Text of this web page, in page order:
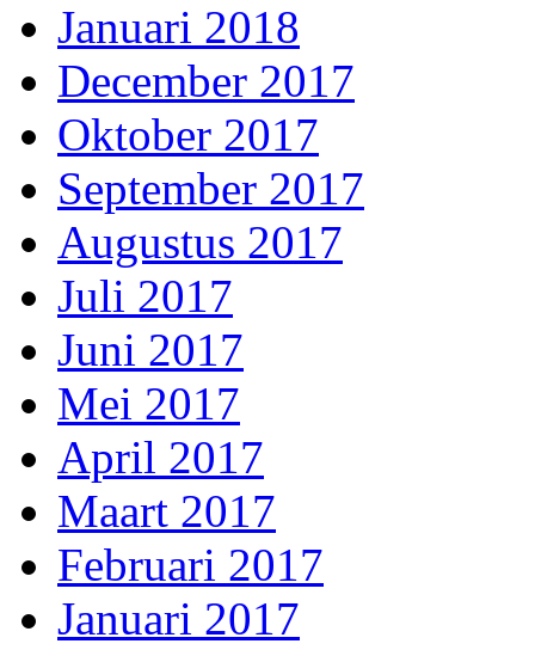
Januari 2018
December 2017
Oktober 2017
September 2017
Augustus 2017
Juli 2017
Juni 2017
Mei 2017
April 2017
Maart 2017
Februari 2017
Januari 2017